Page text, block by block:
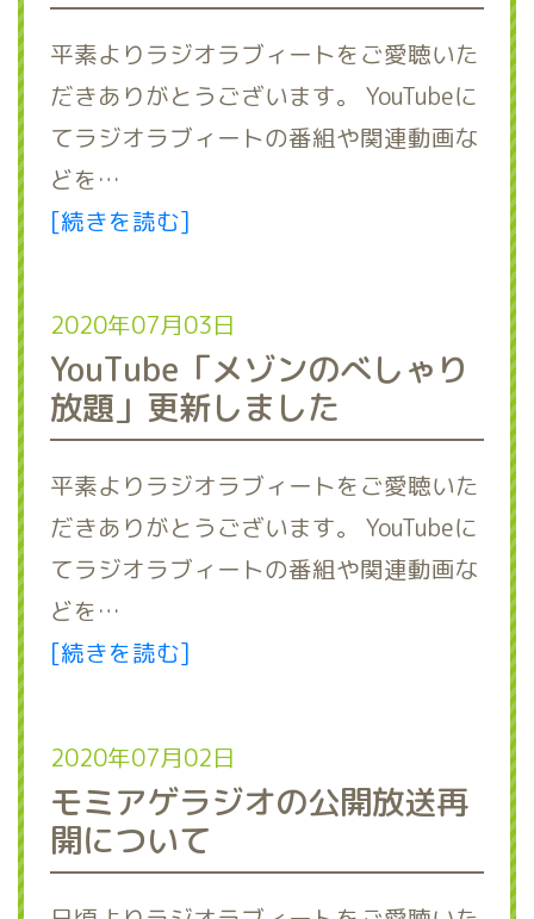
平素よりラジオラブィートをご愛聴いた
だきありがとうございます。 YouTubeに
てラジオラブィートの番組や関連動画な
どを…
[続きを読む]
2020年07月03日
YouTube「メゾンのべしゃり
放題」更新しました
平素よりラジオラブィートをご愛聴いた
だきありがとうございます。 YouTubeに
てラジオラブィートの番組や関連動画な
どを…
[続きを読む]
2020年07月02日
モミアゲラジオの公開放送再
開について